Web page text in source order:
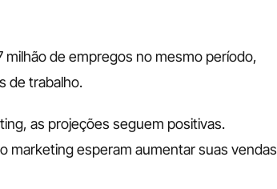
de empregos no mesmo período,
de trabalho.
as projeções seguem positivas.
marketing esperam aumentar suas vendas